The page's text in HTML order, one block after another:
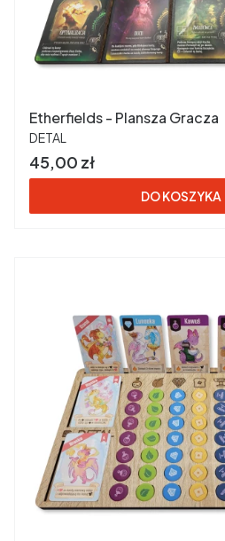
Etherfields - Plansza Gracza
PRODUCENT
DETAL
Cena
45,00 zł
DO KOSZYKA